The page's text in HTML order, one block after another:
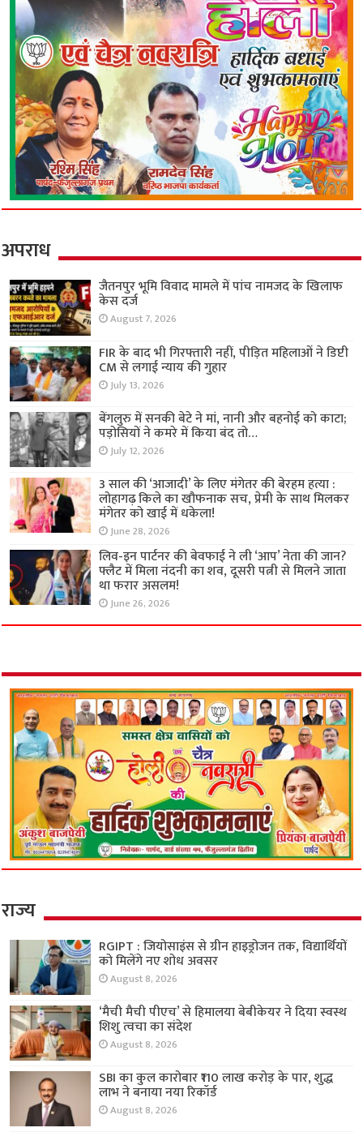
अपराध
जैतनपुर भूमि विवाद मामले में पांच नामजद के खिलाफ
केस दर्ज
August 7, 2026
FIR के बाद भी गिरफ्तारी नहीं, पीड़ित महिलाओं ने डिप्टी
CM से लगाई न्याय की गुहार
July 13, 2026
बेंगलुरु में सनकी बेटे ने मां, नानी और बहनोई को काटा;
पड़ोसियों ने कमरे में किया बंद तो…
July 12, 2026
3 साल की ‘आजादी’ के लिए मंगेतर की बेरहम हत्या :
लोहागढ़ किले का खौफनाक सच, प्रेमी के साथ मिलकर
मंगेतर को खाई में धकेला!
June 28, 2026
लिव-इन पार्टनर की बेवफाई ने ली ‘आप’ नेता की जान?
फ्लैट में मिला नंदनी का शव, दूसरी पत्नी से मिलने जाता
था फरार असलम!
June 26, 2026
राज्य
RGIPT : जियोसाइंस से ग्रीन हाइड्रोजन तक, विद्यार्थियों
को मिलेंगे नए शोध अवसर
August 8, 2026
‘मैची मैची पीएच’ से हिमालया बेबीकेयर ने दिया स्वस्थ
शिशु त्वचा का संदेश
August 8, 2026
SBI का कुल कारोबार ₹110 लाख करोड़ के पार, शुद्ध
लाभ ने बनाया नया रिकॉर्ड
August 8, 2026